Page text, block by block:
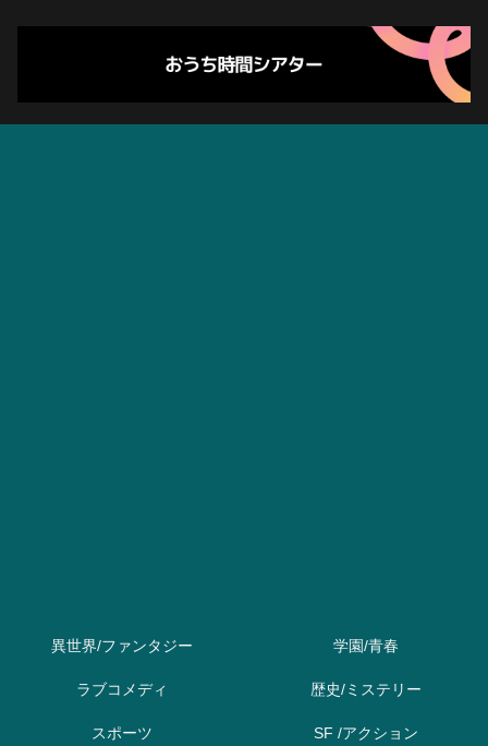
異世界/ファンタジー 学園/青春
ラブコメディ 歴史/ミステリー
スポーツ SF /アクション